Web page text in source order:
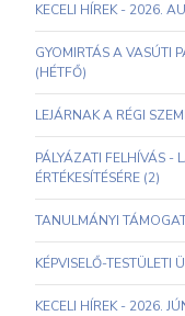
KECELI HÍREK - 2026.
GYOMIRTÁS A VASÚTI
(HÉTFŐ)
LEJÁRNAK A RÉGI
PÁLYÁZATI FELHÍVÁS -
ÉRTÉKESÍTÉSÉRE (2)
TANULMÁNYI
KÉPVISELŐ-TESTÜLETI
KECELI HÍREK - 2026.